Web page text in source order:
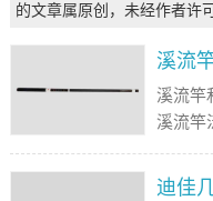
的文章属原创，未经作者许
溪流
溪流竿
溪流竿
迪佳